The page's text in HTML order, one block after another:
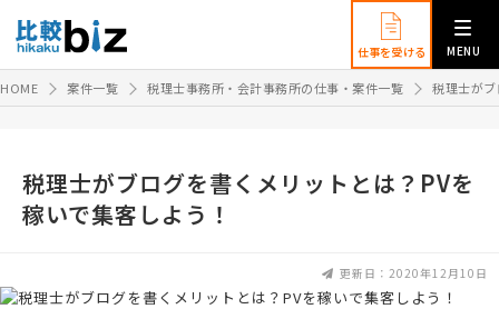
仕事を受ける MENU
HOME 案件一覧 税理士事務所・会計事務所の仕事・案件一覧 税理士が
税理士がブログを書くメリットとは？PVを
稼いで集客しよう！
更新日：2020年12月10日